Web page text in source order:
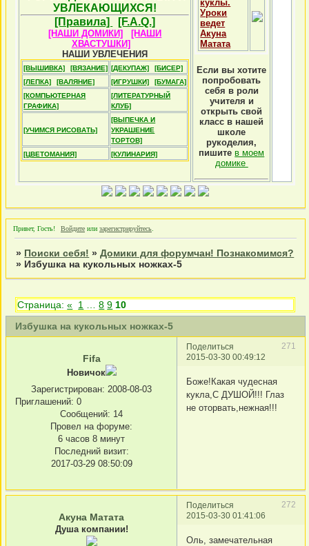
УВЛЕКАЮЩИХСЯ!
[Правила]
[F.A.Q.]
[НАШИ ДОМИКИ]
[НАШИ
ХВАСТУШКИ]
НАШИ УВЛЕЧЕНИЯ
[ВЫШИВКА] [ВЯЗАНИЕ] [ДЕКУПАЖ]
[БИСЕР]
[ЛЕПКА]
[ВАЛЯНИЕ] [ИГРУШКИ]
[БУМАГА]
[КОМПЬЮТЕРНАЯ
ГРАФИКА]
[ЛИТЕРАТУРНЫЙ
КЛУБ]
[УЧИМСЯ РИСОВАТЬ]
[ВЫПЕЧКА И
УКРАШЕНИЕ
ТОРТОВ]
[ЦВЕТОМАНИЯ]
[КУЛИНАРИЯ]
куклы.
Уроки
ведет
Акуна
Матата
Если вы хотите
попробовать
себя в роли
учителя и
открыть свой
класс в нашей
школе
рукоделия,
пишите в моем
домике
Привет, Гость! Войдите или зарегистрируйтесь
» Поиски себя! »Домики для форумчан! Познакомимся?
» Избушка на кукольных ножках-5
Избушка на кукольных ножках-5
Страница:« 1 8 9 10
Поделиться
271
2015-03-30 00:49:12
Fifa
Новичок
Зарегистрирован: 2008-08-03
Приглашений: 0
Сообщений: 14
Провел на форуме:
6 часов 8 минут
Последний визит:
2017-03-29 08:50:09
Боже!Какая чудесная
кукла,С ДУШОЙ!!! Глаз
не оторвать,нежная!!!
Поделиться
272
2015-03-30 01:41:06
Акуна Матата
Душа компании!
Оль, замечательная